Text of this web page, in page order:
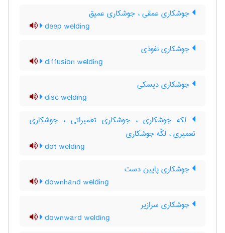
جوشکاری عمقی ، جوشکاری عمیق
deep welding
جوشکاری نفوذی
diffusion welding
جوشکاری دیسکی
disc welding
لکه جوشکاری ، جوشکاری تعمیراتی ، جوشکاری
تعمیری ، لکّه جوشکاری
dot welding
جوشکاری پایین دست
downhand welding
جوشکاری سرازیر
downward welding